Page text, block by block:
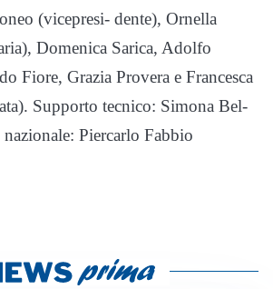
(vicepresi- dente), Ornella
Domenica Sarica, Adolfo
Fiore, Grazia Provera e Francesca
Supporto tecnico: Simona Bel-
Piercarlo Fabbio